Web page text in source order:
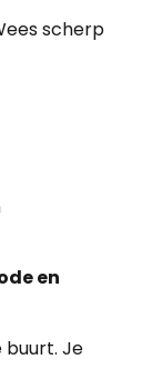
scherp
en
buurt. Je